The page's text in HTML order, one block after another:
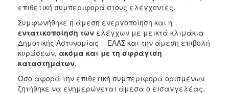
επιθετική συμπεριφορά στους ελέγχοντες.
Συμφωνήθηκε η άμεση ενεργοποίηση και η
εντατικοποίηση των ελέγχων με μεικτά κλιμάκια
Δημοτικής Αστυνομίας - ΕΛΑΣ και την άμεση επιβολή
κυρώσεων, ακόμα και με τη σφράγιση
καταστημάτων.
Όσο αφορά την επιθετική συμπεριφορά ορισμένων
ζητήθηκε να ενημερώνεται άμεσα o εισαγγελέας.